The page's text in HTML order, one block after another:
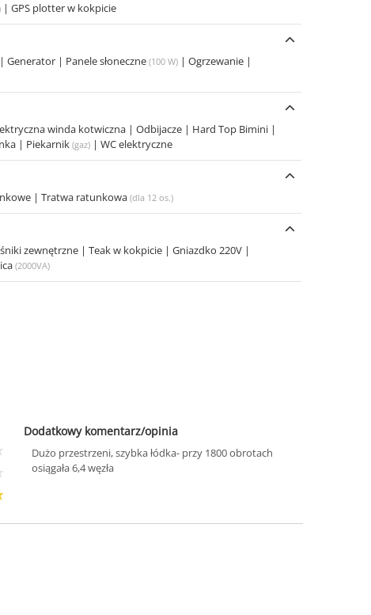
| GPS plotter w kokpicie
| Generator | Panele słoneczne (100 W) | Ogrzewanie |
winda kotwiczna | Odbijacze | Hard Top Bimini |
| Piekarnik (gaz) | WC elektryczne
| Tratwa ratunkowa (dla 12 os.)
zewnętrzne | Teak w kokpicie | Gniazdko 220V |
(2000VA)
Dodatkowy komentarz/opinia
Dużo przestrzeni, szybka łódka- przy 1800 obrotach
osiągała 6,4 węzła